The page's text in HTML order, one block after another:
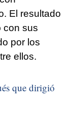
El resultado
con sus
por los
ellos.
que dirigió